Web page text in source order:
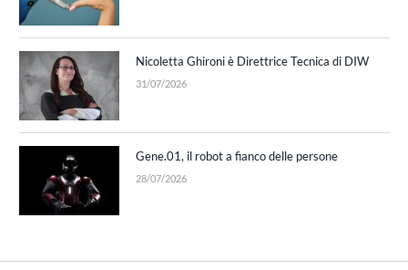
Nicoletta Ghironi è Direttrice Tecnica di DIW
31/07/2026
Gene.01, il robot a fianco delle persone
28/07/2026